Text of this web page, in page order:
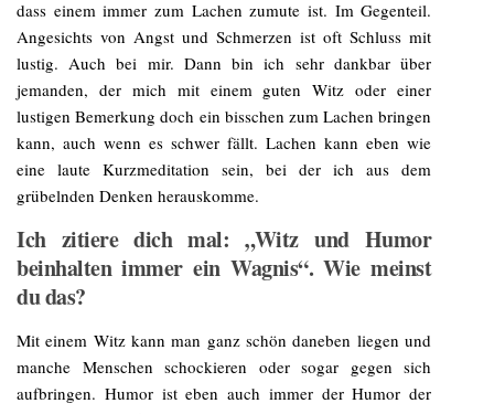
dass einem immer zum Lachen zumute ist. Im Gegenteil.
Angesichts von Angst und Schmerzen ist oft Schluss mit
lustig. Auch bei mir. Dann bin ich sehr dankbar über
jemanden, der mich mit einem guten Witz oder einer
lustigen Bemerkung doch ein bisschen zum Lachen bringen
kann, auch wenn es schwer fällt. Lachen kann eben wie
eine laute Kurzmeditation sein, bei der ich aus dem
grübelnden Denken herauskomme.
Ich zitiere dich mal: „Witz und Humor
beinhalten immer ein Wagnis“. Wie meinst
du das?
Mit einem Witz kann man ganz schön daneben liegen und
manche Menschen schockieren oder sogar gegen sich
aufbringen. Humor ist eben auch immer der Humor der